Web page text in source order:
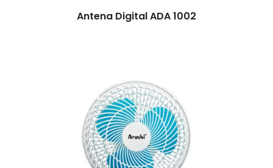
Antena Digital ADA 1002